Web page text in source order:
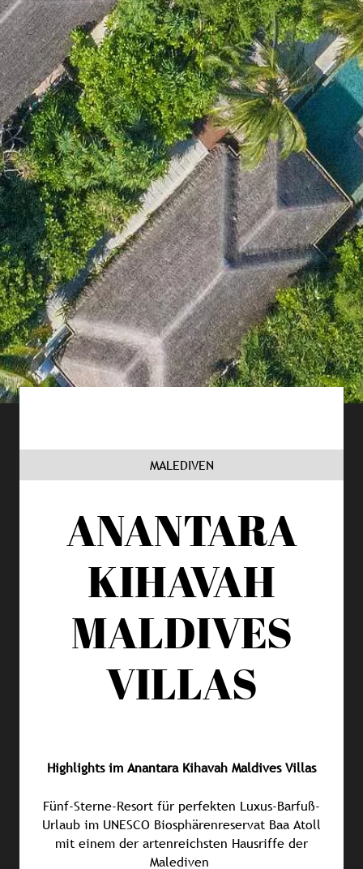
MALEDIVEN
ANANTARA
KIHAVAH
MALDIVES
VILLAS
Highlights im Anantara Kihavah Maldives Villas
Fünf-Sterne-Resort für perfekten Luxus-Barfuß-
Urlaub im UNESCO Biosphärenreservat Baa Atoll
mit einem der artenreichsten Hausriffe der
Malediven